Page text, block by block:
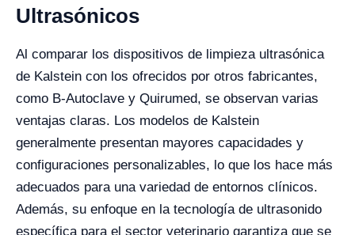
Ultrasónicos
Al comparar los dispositivos de limpieza ultrasónica
de Kalstein con los ofrecidos por otros fabricantes,
como B-Autoclave y Quirumed, se observan varias
ventajas claras. Los modelos de Kalstein
generalmente presentan mayores capacidades y
configuraciones personalizables, lo que los hace más
adecuados para una variedad de entornos clínicos.
Además, su enfoque en la tecnología de ultrasonido
específica para el sector veterinario garantiza que se